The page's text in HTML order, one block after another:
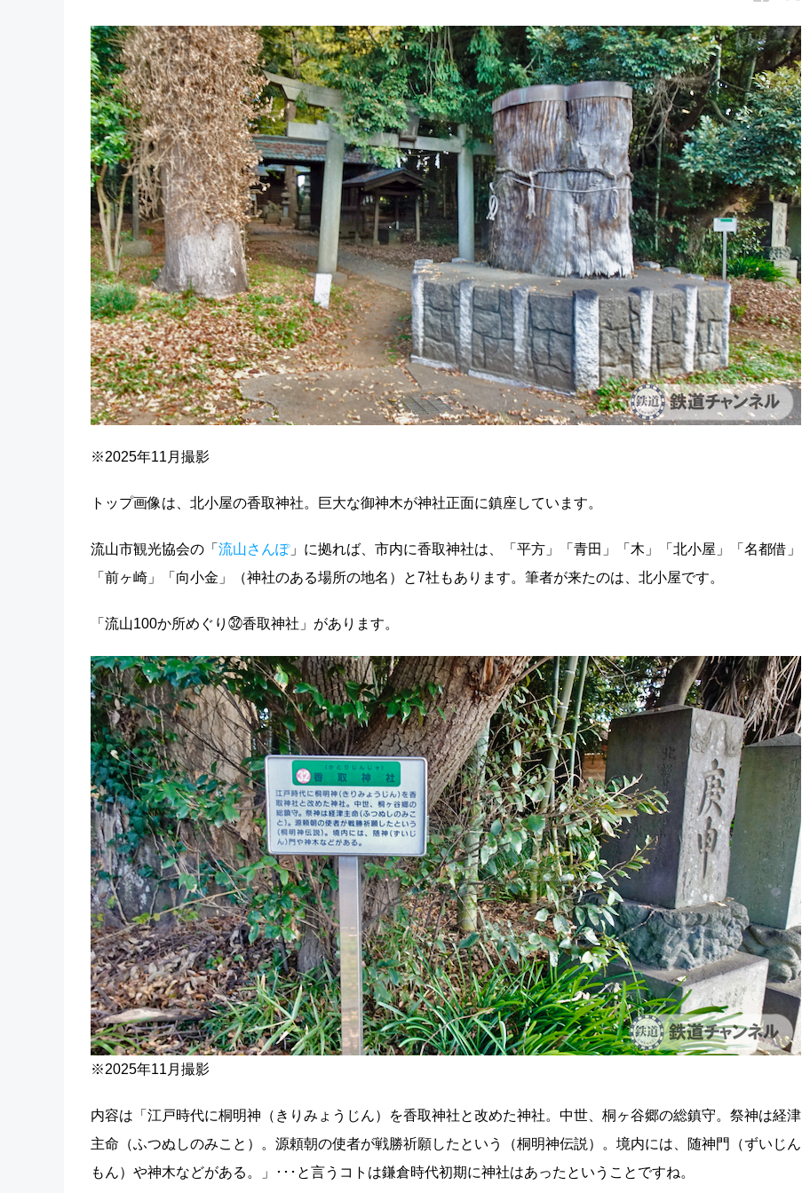
※2025年11月撮影
トップ画像は、北小屋の香取神社。巨大な御神木が神社正面に鎮座しています。
流山市観光協会の「 流山さんぽ」に拠れば、市内に香取神社は、「平方」「青田」「木」「北小屋」「名都借」
「前ヶ崎」「向小金」（神社のある場所の地名）と7社もあります。筆者が来たのは、北小屋です。
「流山100か所めぐり㉜香取神社」があります。
※2025年11月撮影
内容は「江戸時代に桐明神（きりみょうじん）を香取神社と改めた神社。中世、桐ヶ谷郷の総鎮守。祭神は経津
主命（ふつぬしのみこと）。源頼朝の使者が戦勝祈願したという（桐明神伝説）。境内には、随神門（ずいじん
もん）や神木などがある。」･･･と言うコトは鎌倉時代初期に神社はあったということですね。